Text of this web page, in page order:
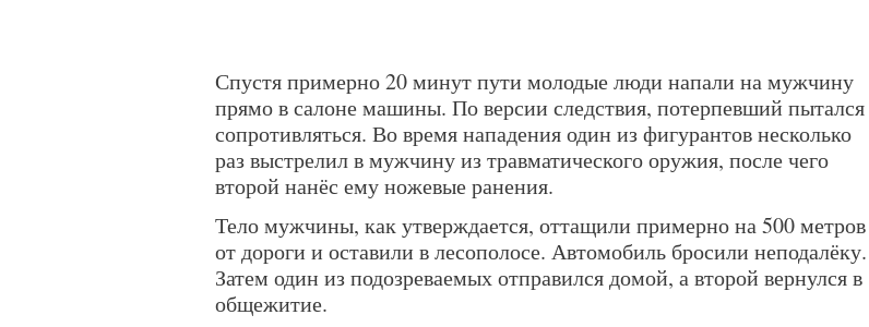
Спустя примерно 20 минут пути молодые люди напали на мужчину
прямо в салоне машины. По версии следствия, потерпевший пытался
сопротивляться. Во время нападения один из фигурантов несколько
раз выстрелил в мужчину из травматического оружия, после чего
второй нанёс ему ножевые ранения.
Тело мужчины, как утверждается, оттащили примерно на 500 метров
от дороги и оставили в лесополосе. Автомобиль бросили неподалёку.
Затем один из подозреваемых отправился домой, а второй вернулся в
общежитие.